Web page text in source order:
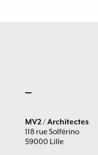
MV2 / Architectes
118 rue Solférino
59000 Lille